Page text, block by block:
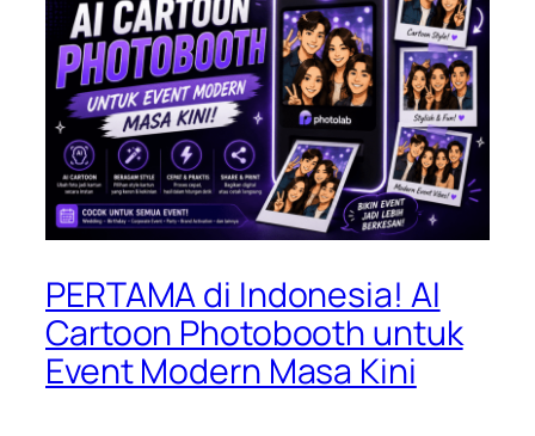
PERTAMA di Indonesia! AI
Cartoon Photobooth untuk
Event Modern Masa Kini